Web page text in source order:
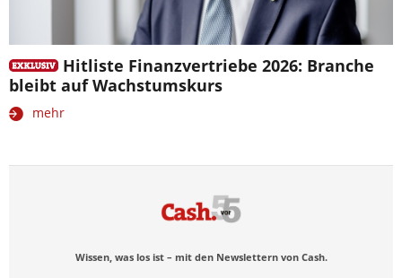
Hitliste Finanzvertriebe 2026: Branche
bleibt auf Wachstumskurs
mehr
Wissen, was los ist – mit den Newslettern von Cash.